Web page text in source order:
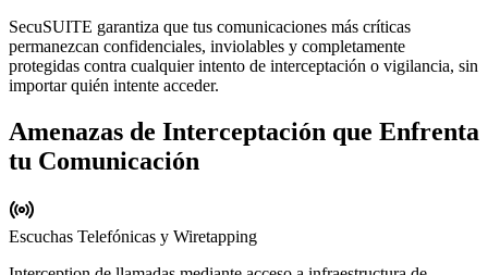
SecuSUITE garantiza que tus comunicaciones más críticas
permanezcan confidenciales, inviolables y completamente
protegidas contra cualquier intento de interceptación o vigilancia, sin
importar quién intente acceder.
Amenazas de Interceptación que Enfrenta
tu Comunicación
Escuchas Telefónicas y Wiretapping